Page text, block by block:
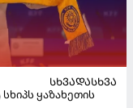
ᲡᲮᲕᲐᲓᲐᲡᲮᲕᲐ
ყაზახეთის